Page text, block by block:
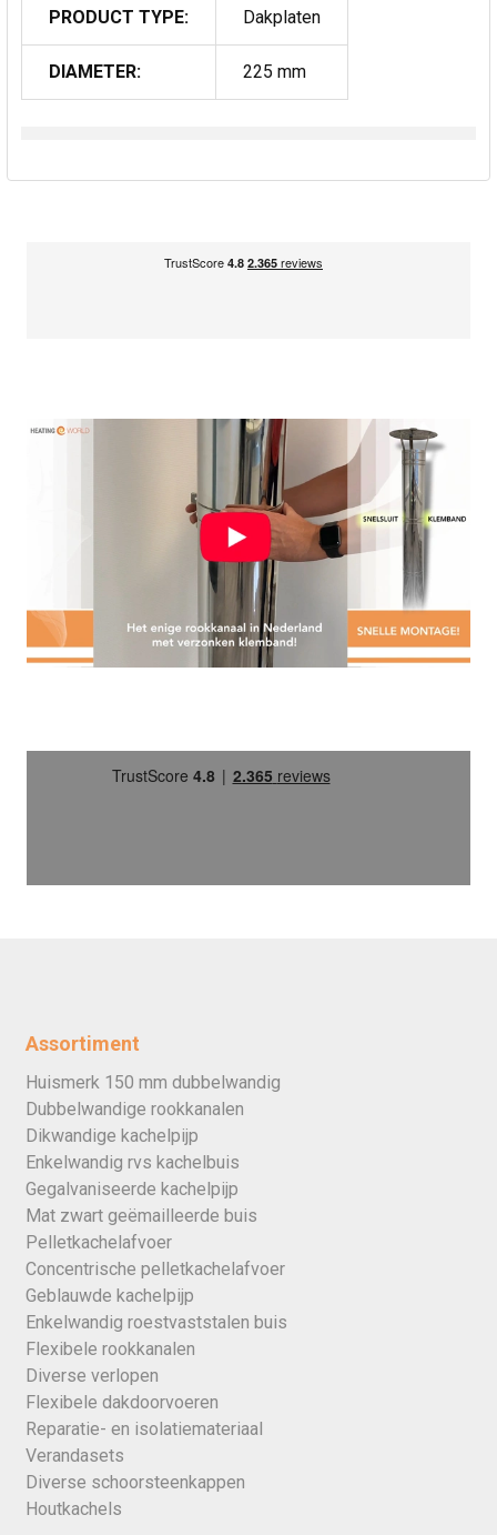
PRODUCT TYPE: Dakplaten
DIAMETER: 225 mm
Assortiment
Huismerk 150 mm dubbelwandig
Dubbelwandige rookkanalen
Dikwandige kachelpijp
Enkelwandig rvs kachelbuis
Gegalvaniseerde kachelpijp
Mat zwart geëmailleerde buis
Pelletkachelafvoer
Concentrische pelletkachelafvoer
Geblauwde kachelpijp
Enkelwandig roestvaststalen buis
Flexibele rookkanalen
Diverse verlopen
Flexibele dakdoorvoeren
Reparatie- en isolatiemateriaal
Verandasets
Diverse schoorsteenkappen
Houtkachels